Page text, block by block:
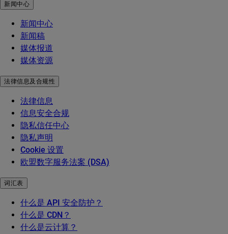
新闻中心
新闻中心
新闻稿
媒体报道
媒体资源
法律信息及合规性
法律信息
信息安全合规
隐私信任中心
隐私声明
Cookie 设置
欧盟数字服务法案 (DSA)
词汇表
什么是 API 安全防护？
什么是 CDN？
什么是云计算？